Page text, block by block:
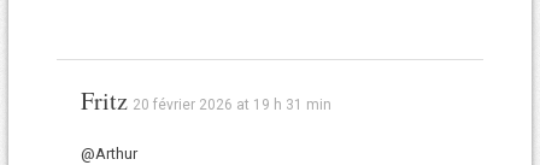
Fritz 20 février 2026 at 19 h 31 min
@Arthur